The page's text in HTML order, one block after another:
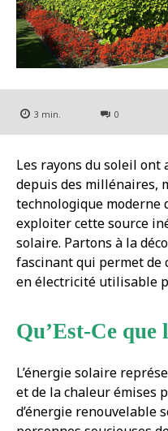
3 min. 0
Les rayons du soleil
depuis des millénaires,
technologique moderne
exploiter cette source
solaire. Partons à la
fascinant qui permet
en électricité utilisable
Qu’Est-Ce que
L’énergie solaire
et de la chaleur émises
d’énergie renouvelable